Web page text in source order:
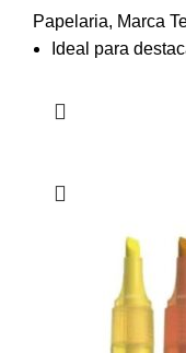
Papelaria, Marca
Ideal para